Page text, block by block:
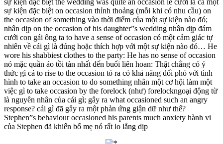
sự kiện đặc biệt on occasion thỉnh thoảng (mỗi khi có nhu cầu) on
the occasion of something vào thời điểm của một sự kiện nào đó;
nhân dịp on the occasion of his daughter”s wedding nhân dịp đám
cưới con gái ông ta to have a sense of occasion có một cảm giác tự
nhiên về cái gì là đúng hoặc thích hợp với một sự kiện nào đó… He
wore his shabbiest clothes to the party: He has no sense of occasion
nó mặc quần áo tồi tàn nhất đến buổi liên hoan: Thật chẳng có ý
thức gì cả to rise to the occasion tỏ ra có khả năng đối phó với tình
hình to take an occasion to do something nhân một cơ hội làm một
việc gì to take occasion by the forelock (như) forelockngoại động từ
là nguyên nhân của cái gì; gây ra what occasioned such an angry
response? cái gì đã gây ra một phản ứng giận dữ như thế?
Stephen”s behaviour occasioned his parents much anxiety hành vi
của Stephen đã khiến bố mẹ nó rất lo lắng dịp